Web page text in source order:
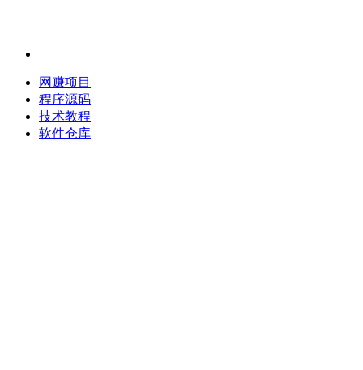
网赚项目
程序源码
技术教程
软件仓库